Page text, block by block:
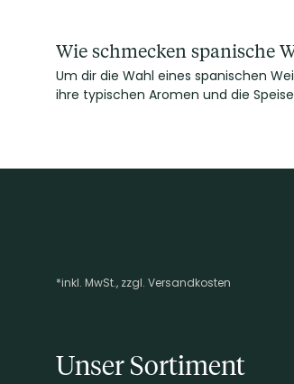
Wie schmecken spanische
Um dir die Wahl eines spanischen
ihre typischen Aromen und die
Footer-Menü
*inkl. MwSt., zzgl. Versandkosten
Unser Sortiment